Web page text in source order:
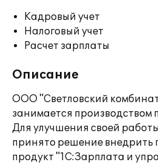
Кадровый учет
Налоговый учет
Расчет зарплаты
Описание
ООО "Светловский
занимается производством
Для улучшения своей
принято решение внедрить
продукт "1С:Зарплата и